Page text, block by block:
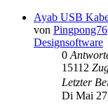
Ayab USB
von Pingpong76
Designsoftware
0
15112
Letzter
Di Mai